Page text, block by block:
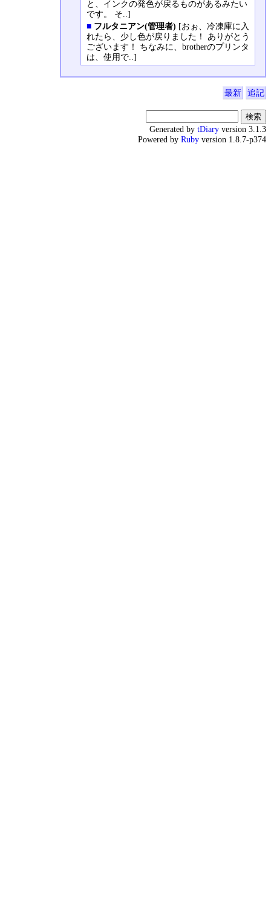
と、インクの発色が戻るものがあるみたい
です。 そ..]
■ フルタニアン(管理者) [おぉ、冷凍庫に入
れたら、少し色が戻りました！ ありがとう
ございます！ ちなみに、brotherのプリンタ
は、使用で..]
最新 追記
Generated by tDiary version 3.1.3
Powered by Ruby version 1.8.7-p374